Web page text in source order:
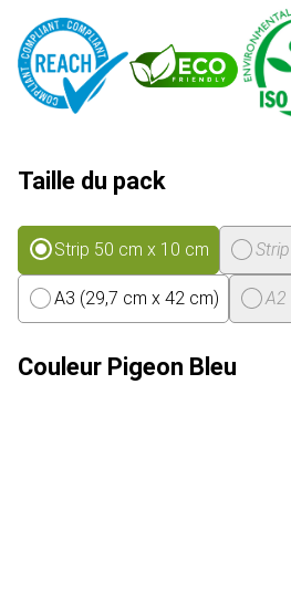
Taille du pack
Strip 50 cm x 10 cm
A3 (29,7 cm x 42 cm) A2
Couleur Pigeon Bleu